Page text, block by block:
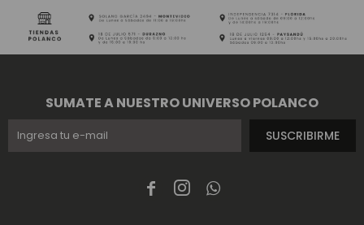
  
SUMATE A NUESTRO UNIVERSO POLANCO
SUSCRIBIRME